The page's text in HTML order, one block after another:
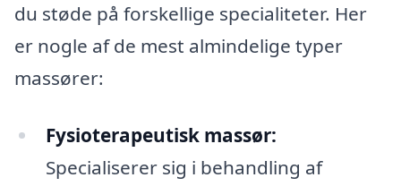
du støde på forskellige specialiteter. Her
er nogle af de mest almindelige typer
massører:
Fysioterapeutisk massør:
Specialiserer sig i behandling af